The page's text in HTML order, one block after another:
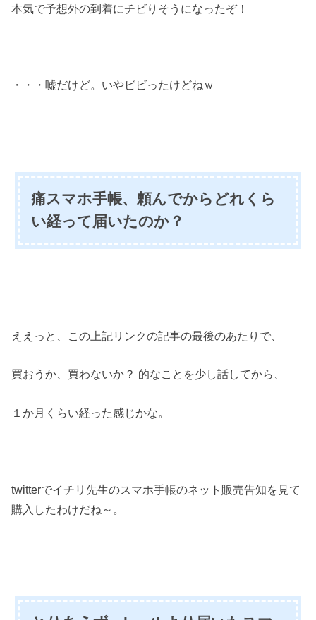
本気で予想外の到着にチビりそうになったぞ！
・・・嘘だけど。いやビビったけどねｗ
痛スマホ手帳、頼んでからどれくら
い経って届いたのか？
ええっと、この上記リンクの記事の最後のあたりで、
買おうか、買わないか？ 的なことを少し話してから、
１か月くらい経った感じかな。
twitterでイチリ先生のスマホ手帳のネット販売告知を見て
購入したわけだね～。